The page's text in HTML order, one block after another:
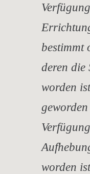
bestimmt
deren die
worden
worden